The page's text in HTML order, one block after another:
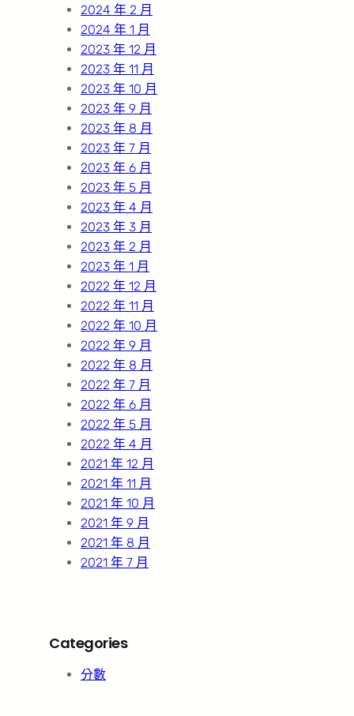
2024 年 2 月
2024 年 1 月
2023 年 12 月
2023 年 11 月
2023 年 10 月
2023 年 9 月
2023 年 8 月
2023 年 7 月
2023 年 6 月
2023 年 5 月
2023 年 4 月
2023 年 3 月
2023 年 2 月
2023 年 1 月
2022 年 12 月
2022 年 11 月
2022 年 10 月
2022 年 9 月
2022 年 8 月
2022 年 7 月
2022 年 6 月
2022 年 5 月
2022 年 4 月
2021 年 12 月
2021 年 11 月
2021 年 10 月
2021 年 9 月
2021 年 8 月
2021 年 7 月
Categories
分數